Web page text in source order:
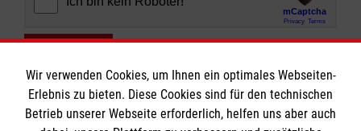
Wir verwenden Cookies, um Ihnen ein optimales Webseiten-
Erlebnis zu bieten. Diese Cookies sind für den technischen
Betrieb unserer Webseite erforderlich, helfen uns aber auch